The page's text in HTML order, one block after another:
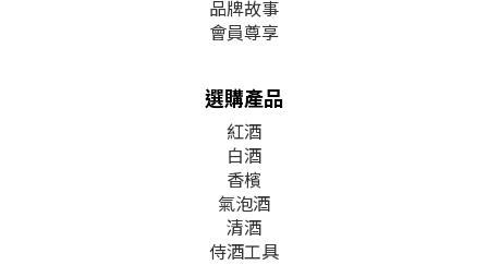
品牌故事
會員尊享
選購產品
紅酒
白酒
香檳
氣泡酒
清酒
侍酒工具